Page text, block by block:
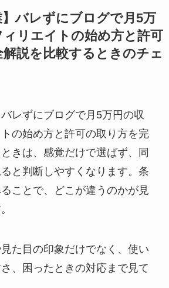
】バレずにブログで月5万
ィリエイトの始め方と許可
説を比較するときのチェ
バレずにブログで月5万円の収
の始め方と許可の取り方を完
きは、感覚だけで選ばず、同
と判断しやすくなります。条
ことで、どこが違うのかが見
た目の印象だけでなく、使い
、困ったときの対応まで見て